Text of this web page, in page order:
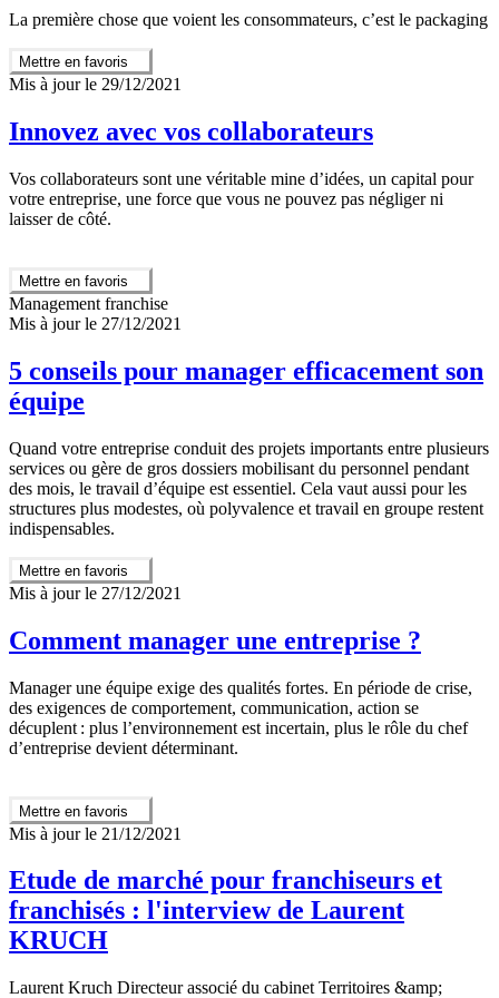
La première chose que voient les consommateurs, c’est le packaging
Mettre en favoris
Mis à jour le 29/12/2021
Innovez avec vos collaborateurs
Vos collaborateurs sont une véritable mine d’idées, un capital pour
votre entreprise, une force que vous ne pouvez pas négliger ni
laisser de côté.
Mettre en favoris
Management franchise
Mis à jour le 27/12/2021
5 conseils pour manager efficacement son
équipe
Quand votre entreprise conduit des projets importants entre plusieurs
services ou gère de gros dossiers mobilisant du personnel pendant
des mois, le travail d’équipe est essentiel. Cela vaut aussi pour les
structures plus modestes, où polyvalence et travail en groupe restent
indispensables.
Mettre en favoris
Mis à jour le 27/12/2021
Comment manager une entreprise ?
Manager une équipe exige des qualités fortes. En période de crise,
des exigences de comportement, communication, action se
décuplent : plus l’environnement est incertain, plus le rôle du chef
d’entreprise devient déterminant.
Mettre en favoris
Mis à jour le 21/12/2021
Etude de marché pour franchiseurs et
franchisés : l'interview de Laurent
KRUCH
Laurent Kruch Directeur associé du cabinet Territoires &amp;